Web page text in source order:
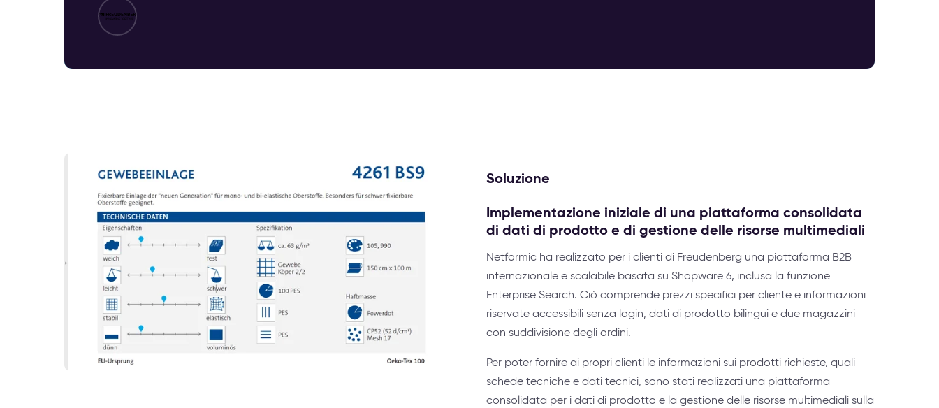
Soluzione
Implementazione iniziale di una piattaforma consolidata
di dati di prodotto e di gestione delle risorse multimediali
Netformic ha realizzato per i clienti di Freudenberg una piattaforma B2B
internazionale e scalabile basata su Shopware 6, inclusa la funzione
Enterprise Search. Ciò comprende prezzi specifici per cliente e informazioni
riservate accessibili senza login, dati di prodotto bilingui e due magazzini
con suddivisione degli ordini.
Per poter fornire ai propri clienti le informazioni sui prodotti richieste, quali
schede tecniche e dati tecnici, sono stati realizzati una piattaforma
consolidata per i dati di prodotto e la gestione delle risorse multimediali sulla